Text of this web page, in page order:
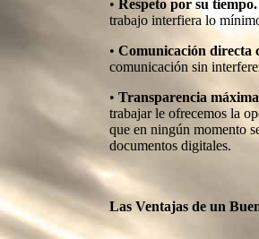
• Respeto por su tiempo.
trabajo interfiera lo
• Comunicación directa
comunicación sin
• Transparencia
trabajar le ofrecemos la
que en ningún momento
documentos digitales.
Las Ventajas de un